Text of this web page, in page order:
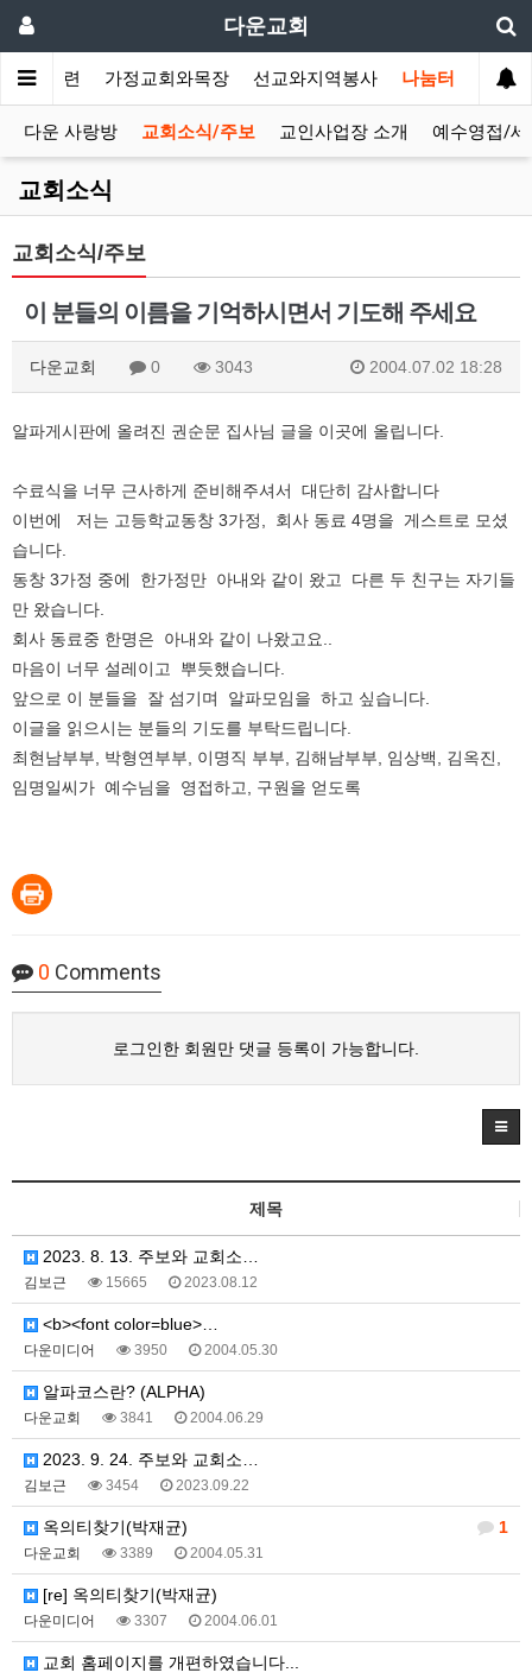
다운교회
씀과훈련 가정교회와목장 선교와지역봉사 나눔터
다운 사랑방 교회소식/주보 교인사업장 소개 예수영접/
교회소식
교회소식/주보
이 분들의 이름을 기억하시면서 기도해 주세요
다운교회 0 3043 2004.07.02 18:28
알파게시판에 올려진 권순문 집사님 글을 이곳에 올립니다.
수료식을 너무 근사하게 준비해주셔서 대단히 감사합니다
이번에 저는 고등학교동창 3가정, 회사 동료 4명을 게스트로 모셨
습니다.
동창 3가정 중에 한가정만 아내와 같이 왔고 다른 두 친구는 자기들
만 왔습니다.
회사 동료중 한명은 아내와 같이 나왔고요..
마음이 너무 설레이고 뿌듯했습니다.
앞으로 이 분들을 잘 섬기며 알파모임을 하고 싶습니다.
이글을 읽으시는 분들의 기도를 부탁드립니다.
최현남부부, 박형연부부, 이명직 부부, 김해남부부, 임상백, 김옥진,
임명일씨가 예수님을 영접하고, 구원을 얻도록
0 Comments
로그인한 회원만 댓글 등록이 가능합니다.
제목
2023. 8. 13. 주보와 교회소…
김보근 15665 2023.08.12
<b><font color=blue>…
다운미디어 3950 2004.05.30
알파코스란? (ALPHA)
다운교회 3841 2004.06.29
2023. 9. 24. 주보와 교회소…
김보근 3454 2023.09.22
1
옥의티찾기(박재균)
다운교회 3389 2004.05.31
[re] 옥의티찾기(박재균)
다운미디어 3307 2004.06.01
교회 홈페이지를 개편하였습니다...